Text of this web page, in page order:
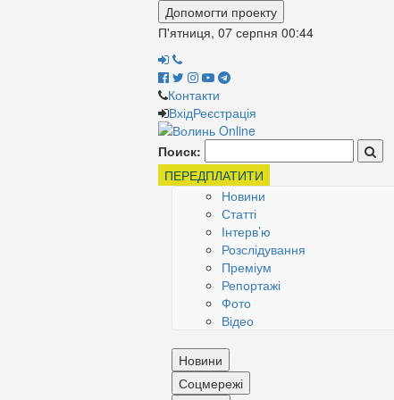
Допомогти проекту
П'ятниця, 07 серпня 00:44
Контакти
ВхідРеєстрація
Поиск:
ПЕРЕДПЛАТИТИ
Новини
Статті
Інтерв’ю
Розслідування
Преміум
Репортажі
Фото
Відео
Новини
Соцмережі